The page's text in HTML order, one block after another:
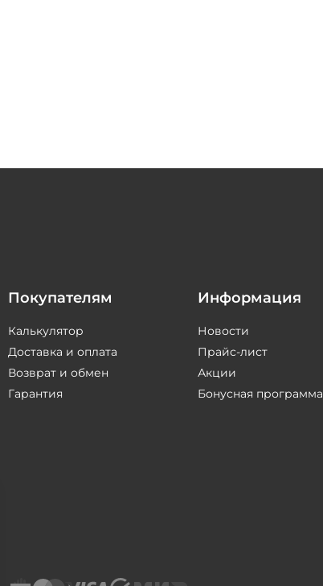
Покупателям
Калькулятор
Доставка и оплата
Возврат и обмен
Гарантия
Информация
Новости
Прайс-лист
Акции
Бонусная программа